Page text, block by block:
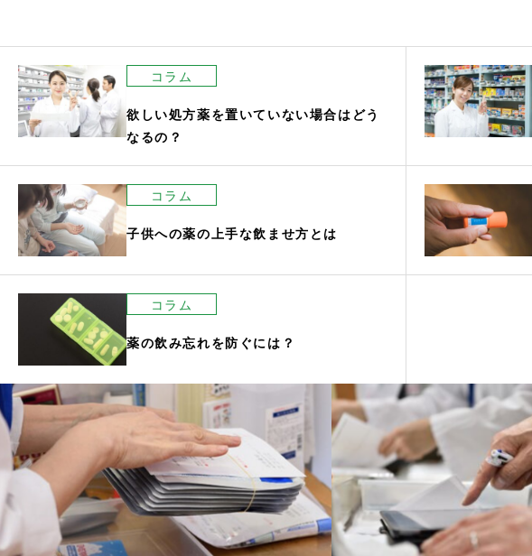
ン
コラム
欲しい処方薬を置いていない場合はどう
なるの？
コラム
子供への薬の上手な飲ませ方とは
コラム
薬の飲み忘れを防ぐには？